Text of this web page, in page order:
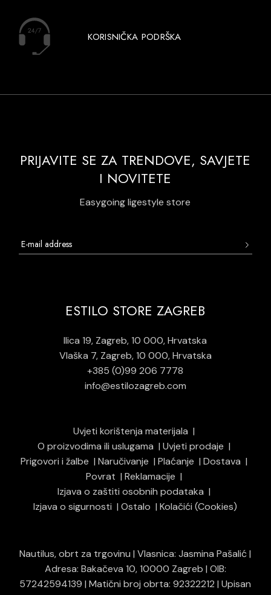
KORISNIČKA PODRŠKA
PRIJAVITE SE ZA TRENDOVE, SAVJETE
I NOVITETE
Easygoing ligestyle store
ESTILO STORE ZAGREB
Ilica 19, Zagreb, 10 000, Hrvatska
Vlaška 7, Zagreb, 10 000, Hrvatska
+385 (0)99 206 7778
info@estilozagreb.com
Uvjeti korištenja materijala
O proizvodima ili uslugama
Uvjeti prodaje
Prigovori i žalbe
Naručivanje Plaćanje
Dostava
Povrat
Reklamacije
Izjava o zaštiti osobnih podataka
Izjava o sigurnosti
Ostalo Kolačići (Cookies)
Nautilus, obrt za trgovinu | Vlasnica: Jasmina Pašalić |
Adresa: Bakačeva 10, 10000 Zagreb | OIB:
57242594139 | Matični broj obrta: 92322212 | Upisan